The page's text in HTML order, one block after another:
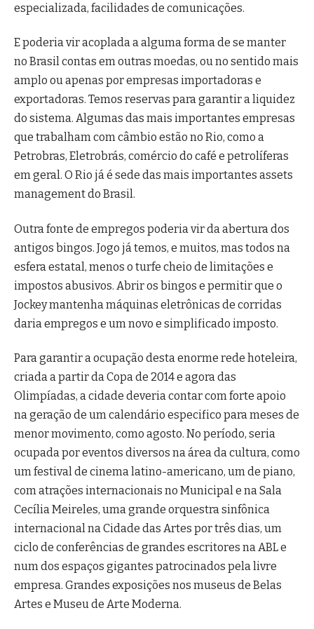
especializada, facilidades de comunicações.
E poderia vir acoplada a alguma forma de se manter
no Brasil contas em outras moedas, ou no sentido mais
amplo ou apenas por empresas importadoras e
exportadoras. Temos reservas para garantir a liquidez
do sistema. Algumas das mais importantes empresas
que trabalham com câmbio estão no Rio, como a
Petrobras, Eletrobrás, comércio do café e petrolíferas
em geral. O Rio já é sede das mais importantes assets
management do Brasil.
Outra fonte de empregos poderia vir da abertura dos
antigos bingos. Jogo já temos, e muitos, mas todos na
esfera estatal, menos o turfe cheio de limitações e
impostos abusivos. Abrir os bingos e permitir que o
Jockey mantenha máquinas eletrônicas de corridas
daria empregos e um novo e simplificado imposto.
Para garantir a ocupação desta enorme rede hoteleira,
criada a partir da Copa de 2014 e agora das
Olimpíadas, a cidade deveria contar com forte apoio
na geração de um calendário especifico para meses de
menor movimento, como agosto. No período, seria
ocupada por eventos diversos na área da cultura, como
um festival de cinema latino-americano, um de piano,
com atrações internacionais no Municipal e na Sala
Cecília Meireles, uma grande orquestra sinfônica
internacional na Cidade das Artes por três dias, um
ciclo de conferências de grandes escritores na ABL e
num dos espaços gigantes patrocinados pela livre
empresa. Grandes exposições nos museus de Belas
Artes e Museu de Arte Moderna.